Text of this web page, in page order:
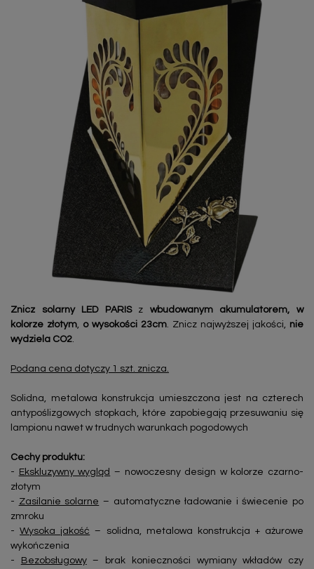
Znicz solarny LED PARISz wbudowanym akumulatorem,
w
kolorze złotym, o wysokości 23cm. Znicz najwyższej jakości, nie
wydziela CO2.
Podana cena dotyczy 1 szt. znicza.
Solidna, metalowa konstrukcja umieszczona jest na czterech
antypoślizgowych stopkach, które zapobiegają przesuwaniu się
lampionu nawet w trudnych warunkach pogodowych
Cechy produktu:
-
Ekskluzywny wygląd – nowoczesny design w kolorze czarno-
złotym
- Zasilanie solarne – automatyczne ładowanie i świecenie po
zmroku
-Wysoka jakość – solidna, metalowa konstrukcja + ażurowe
wykończenia
-
Bezobsługowy– brak konieczności wymiany wkładów czy